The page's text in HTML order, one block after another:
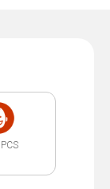
PCS סמלי